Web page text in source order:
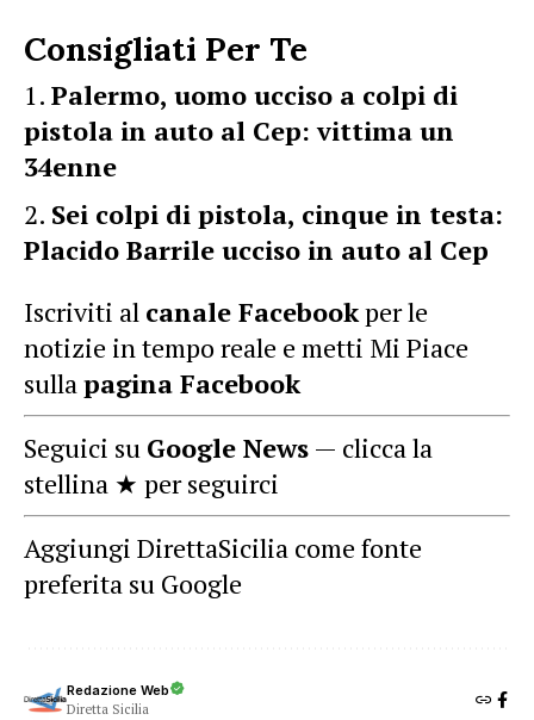
Consigliati Per Te
Palermo, uomo ucciso a colpi di
pistola in auto al Cep: vittima un
34enne
Sei colpi di pistola, cinque in testa:
Placido Barrile ucciso in auto al Cep
Iscriviti al canale Facebookper le
notizie in tempo reale e metti Mi Piace
sullapagina Facebook
Seguici su Google News — clicca la
stellina ★ per seguirci
Aggiungi DirettaSicilia come fonte
preferita su Google
Redazione Web
Diretta Sicilia